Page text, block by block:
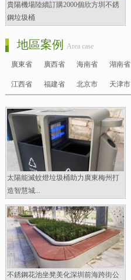
貴陽機場陸續訂購2000個欣方圳不銹
鋼垃圾桶
地區案例 Area case
廣東省 廣西省 海南省 湖南省
江西省 福建省 北京市 天津市
太陽能滅蚊燈垃圾桶助力廣東梅州打
造智慧城...
不銹鋼花池坐凳美化深圳前海跨街公